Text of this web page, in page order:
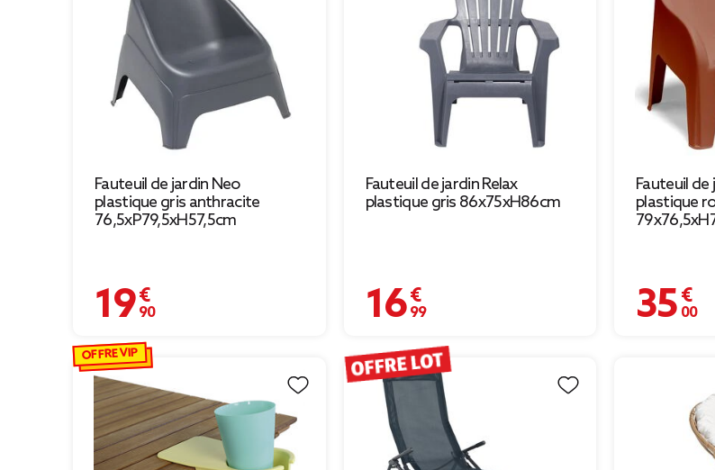
Fauteuil de jardin Neo
plastique gris anthracite
76,5xP79,5xH57,5cm
19,90 €
Fauteuil de jardin Relax
plastique gris 86x75xH86cm
16,99 €
Fauteuil de
plastique
35,00 €
OFFRE VIP